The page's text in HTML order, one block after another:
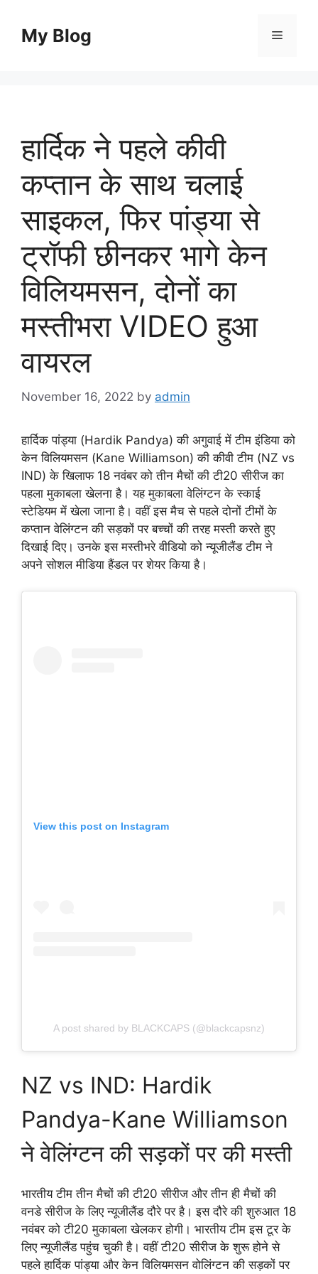
contentMy Blog Menu
हार्दिक ने पहले कीवी
कप्तान के साथ चलाई
साइकल, फिर पांड्या से
ट्रॉफी छीनकर भागे केन
विलियमसन, दोनों का
मस्तीभरा VIDEO हुआ
वायरल
November 16, 2022 by admin
हार्दिक पांड्या (Hardik Pandya) की अगुवाई में टीम इंडिया को
केन विलियमसन (Kane Williamson) की कीवी टीम (NZ vs
IND) के खिलाफ 18 नवंबर को तीन मैचों की टी20 सीरीज का
पहला मुकाबला खेलना है। यह मुकाबला वेलिंग्टन के स्काई
स्टेडियम में खेला जाना है। वहीं इस मैच से पहले दोनों टीमों के
कप्तान वेलिंग्टन की सड़कों पर बच्चों की तरह मस्ती करते हुए
दिखाई दिए। उनके इस मस्तीभरे वीडियो को न्यूजीलैंड टीम ने
अपने सोशल मीडिया हैंडल पर शेयर किया है।
View this post on Instagram
A post shared by BLACKCAPS (@blackcapsnz)
NZ vs IND: Hardik
Pandya-Kane Williamson
ने वेलिंग्टन की सड़कों पर की मस्ती
भारतीय टीम तीन मैचों की टी20 सीरीज और तीन ही मैचों की
वनडे सीरीज के लिए न्यूजीलैंड दौरे पर है। इस दौरे की शुरुआत 18
नवंबर को टी20 मुकाबला खेलकर होगी। भारतीय टीम इस टूर के
लिए न्यूजीलैंड पहुंच चुकी है। वहीं टी20 सीरीज के शुरू होने से
पहले हार्दिक पांड्या और केन विलियमसन वोलिंग्टन की सड़कों पर